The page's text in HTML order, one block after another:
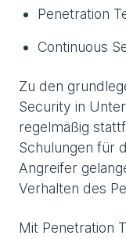
Penetration
Continuous
Zu den
Security in
regelmäßig
Schulungen für
Angreifer
Verhalten des
Mit Penetration